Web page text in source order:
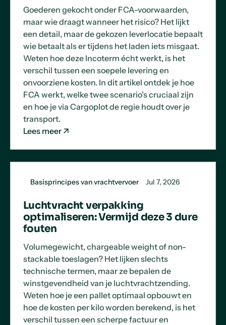
Goederen gekocht onder FCA-voorwaarden,
maar wie draagt wanneer het risico? Het lijkt
een detail, maar de gekozen leverlocatie bepaalt
wie betaalt als er tijdens het laden iets misgaat.
Weten hoe deze Incoterm écht werkt, is het
verschil tussen een soepele levering en
onvoorziene kosten. In dit artikel ontdek je hoe
FCA werkt, welke twee scenario's cruciaal zijn
en hoe je via Cargoplot de regie houdt over je
transport.
Lees meer
Basisprincipes van vrachtvervoer Jul 7, 2026
Luchtvracht verpakking
optimaliseren: Vermijd deze 3 dure
fouten
Volumegewicht, chargeable weight of non-
stackable toeslagen? Het lijken slechts
technische termen, maar ze bepalen de
winstgevendheid van je luchtvrachtzending.
Weten hoe je een pallet optimaal opbouwt en
hoe de kosten per kilo worden berekend, is het
verschil tussen een scherpe factuur en